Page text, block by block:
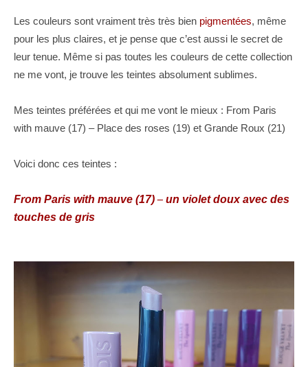
Les couleurs sont vraiment très très bien pigmentées, même
pour les plus claires, et je pense que c’est aussi le secret de
leur tenue. Même si pas toutes les couleurs de cette collection
ne me vont, je trouve les teintes absolument sublimes.
Mes teintes préférées et qui me vont le mieux : From Paris
with mauve (17) – Place des roses (19) et Grande Roux (21)
Voici donc ces teintes :
From Paris with mauve (17)– un violet doux avec des
touches de gris